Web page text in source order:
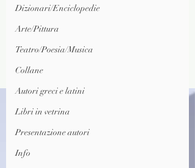
Dizionari/Enciclopedie
Arte/Pittura
Teatro/Poesia/Musica
Collane
Autori greci e latini
Libri in vetrina
Presentazione autori
Info